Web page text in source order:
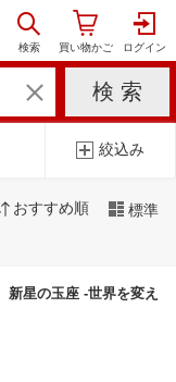
絞込み
おすすめ順 標準
星の玉座 -世界を変え